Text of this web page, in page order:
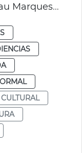
Obras apuntalamiento Palau Marquesos Montortal